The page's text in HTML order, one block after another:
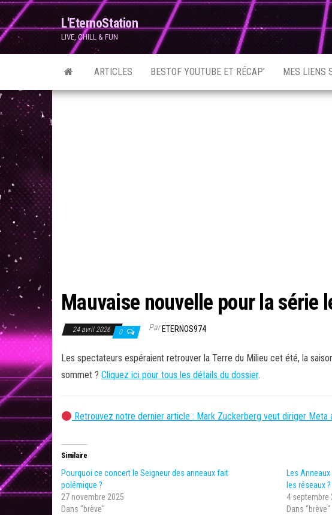
Skip
to
the
content
L'EternoStation
LIVE, CHILL & FUN
ARTICLES BESTOF YOUTUBE ET RÉCAP’ MES LIENS
Mauvaise nouvelle pour la série
24 avril 2026 0 ParETERNOS974
Les spectateurs espéraient retrouver la Terre du Milieu cet été, la
sommet ? Cliquez ici pour tous les détails du dossier.
Retrouvez notre dernier article : Mark Zuckerberg veut diriger
Similaire
Pourquoi ce concert le Seigneur des anneaux fait
polémique ?
27 novembre 2025
Dans "brève"
Les
les réseaux ?
4 septembre
Dans "brève"